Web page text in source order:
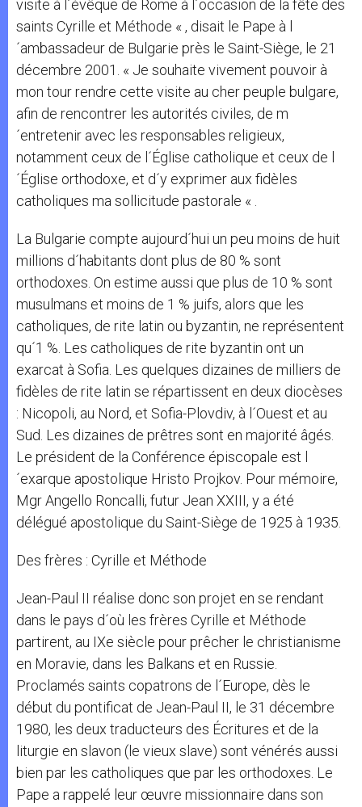
visite à l´évêque de Rome à l´occasion de la fête des
saints Cyrille et Méthode « , disait le Pape à l
´ambassadeur de Bulgarie près le Saint-Siège, le 21
décembre 2001. « Je souhaite vivement pouvoir à
mon tour rendre cette visite au cher peuple bulgare,
afin de rencontrer les autorités civiles, de m
´entretenir avec les responsables religieux,
notamment ceux de l´Église catholique et ceux de l
´Église orthodoxe, et d´y exprimer aux fidèles
catholiques ma sollicitude pastorale « .
La Bulgarie compte aujourd´hui un peu moins de huit
millions d´habitants dont plus de 80 % sont
orthodoxes. On estime aussi que plus de 10 % sont
musulmans et moins de 1 % juifs, alors que les
catholiques, de rite latin ou byzantin, ne représentent
qu´1 %. Les catholiques de rite byzantin ont un
exarcat à Sofia. Les quelques dizaines de milliers de
fidèles de rite latin se répartissent en deux diocèses
: Nicopoli, au Nord, et Sofia-Plovdiv, à l´Ouest et au
Sud. Les dizaines de prêtres sont en majorité âgés.
Le président de la Conférence épiscopale est l
´exarque apostolique Hristo Projkov. Pour mémoire,
Mgr Angello Roncalli, futur Jean XXIII, y a été
délégué apostolique du Saint-Siège de 1925 à 1935.
Des frères : Cyrille et Méthode
Jean-Paul II réalise donc son projet en se rendant
dans le pays d´où les frères Cyrille et Méthode
partirent, au IXe siècle pour prêcher le christianisme
en Moravie, dans les Balkans et en Russie.
Proclamés saints copatrons de l´Europe, dès le
début du pontificat de Jean-Paul II, le 31 décembre
1980, les deux traducteurs des Écritures et de la
liturgie en slavon (le vieux slave) sont vénérés aussi
bien par les catholiques que par les orthodoxes. Le
Pape a rappelé leur œuvre missionnaire dans son